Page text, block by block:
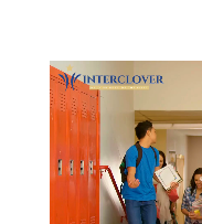
Видеоплеер